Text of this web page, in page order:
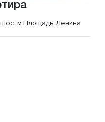
м.Площадь Ленина